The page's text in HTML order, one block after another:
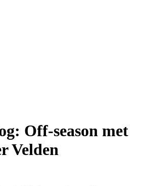
Off-season met
Velden